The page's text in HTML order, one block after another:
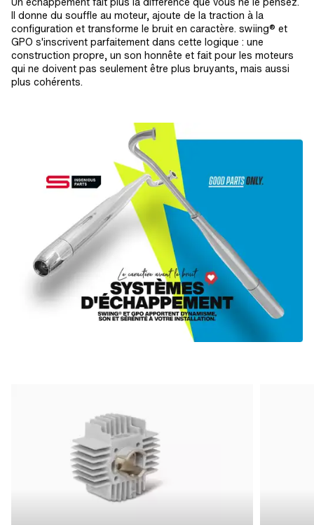
Il donne du souffle au moteur, ajoute de la traction à la
configuration et transforme le bruit en caractère. swiing® et
GPO s'inscrivent parfaitement dans cette logique : une
construction propre, un son honnête et fait pour les moteurs
qui ne doivent pas seulement être plus bruyants, mais aussi
plus cohérents.